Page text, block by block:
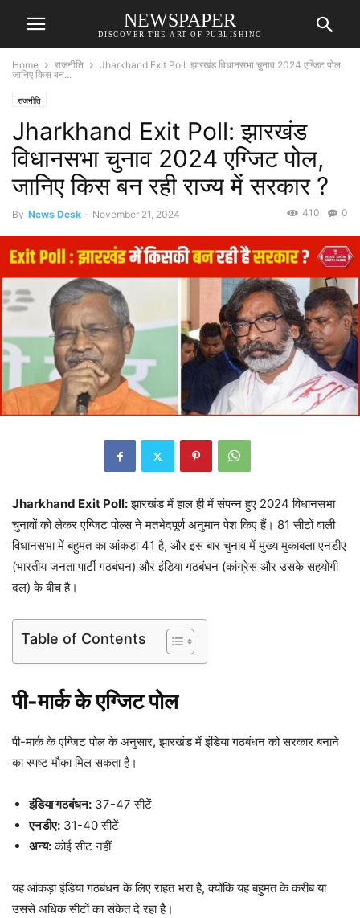
NEWSPAPER
DISCOVER THE ART OF PUBLISHING
Home राजनीति
Jharkhand Exit Poll: झारखंड विधानसभा चुनाव 2024 एग्जिट पोल,
जानिए किस बन...
राजनीति
Jharkhand Exit Poll: झारखंड
विधानसभा चुनाव 2024 एग्जिट पोल,
जानिए किस बन रही राज्य में सरकार ?
By News Desk - November 21, 2024 0
410
Jharkhand Exit Poll:झारखंड में हाल ही में संपन्न हुए 2024 विधानसभा
चुनावों को लेकर एग्जिट पोल्स ने मतभेदपूर्ण अनुमान पेश किए हैं। 81 सीटों वाली
विधानसभा में बहुमत का आंकड़ा 41 है, और इस बार चुनाव में मुख्य मुकाबला एनडीए
(भारतीय जनता पार्टी गठबंधन) और इंडिया गठबंधन (कांग्रेस और उसके सहयोगी
दल) के बीच है।
Table of Contents
पी-मार्क के एग्जिट पोल
पी-मार्क के एग्जिट पोल के अनुसार, झारखंड में इंडिया गठबंधन को सरकार बनाने
का स्पष्ट मौका मिल सकता है।
इंडिया गठबंधन: 37-47 सीटें
एनडीए: 31-40 सीटें
अन्य:कोई सीट नहीं
यह आंकड़ा इंडिया गठबंधन के लिए राहत भरा है, क्योंकि यह बहुमत के करीब या
उससे अधिक सीटों का संकेत दे रहा है।